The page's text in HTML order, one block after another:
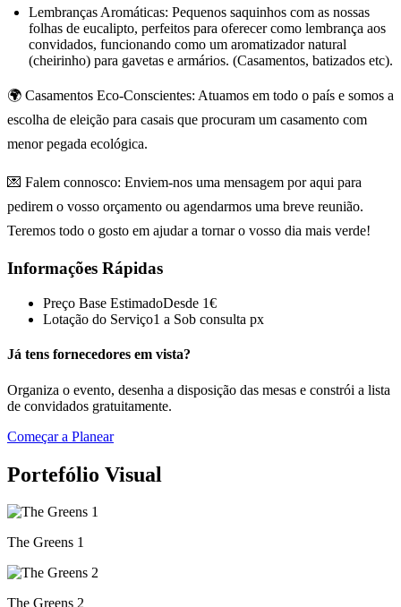
Lembranças Aromáticas: Pequenos saquinhos com as nossas
folhas de eucalipto, perfeitos para oferecer como lembrança aos
convidados, funcionando como um aromatizador natural
(cheirinho) para gavetas e armários. (Casamentos, batizados etc).
🌍 Casamentos Eco-Conscientes: Atuamos em todo o país e somos a
escolha de eleição para casais que procuram um casamento com
menor pegada ecológica.
💌 Falem connosco: Enviem-nos uma mensagem por aqui para
pedirem o vosso orçamento ou agendarmos uma breve reunião.
Teremos todo o gosto em ajudar a tornar o vosso dia mais verde!
Informações Rápidas
Preço Base EstimadoDesde 1€
Lotação do Serviço1 a Sob consulta px
Já tens fornecedores em vista?
Organiza o evento, desenha a disposição das mesas e constrói a lista
de convidados gratuitamente.
Começar a Planear
Portefólio Visual
The Greens 1
The Greens 2